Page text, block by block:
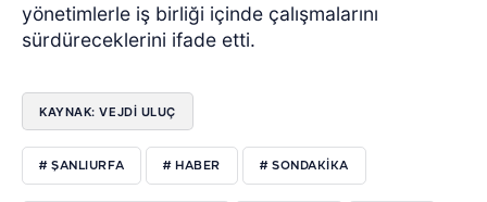
yönetimlerle iş birliği içinde çalışmalarını
sürdüreceklerini ifade etti.
KAYNAK: VEJDI ULUÇ
# ŞANLIURFA # HABER # SONDAKİKA